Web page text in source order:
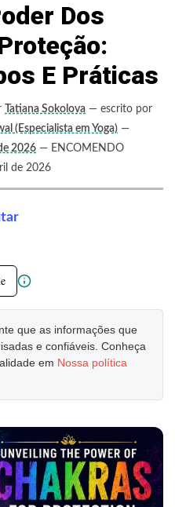
Dos
E Práticas
Tatiana Sokolova — escrito por
(Especialista em Yoga) —
2026 — ENCOMENDO
de 2026
que as informações que
e confiáveis. Conheça
em Nossa política